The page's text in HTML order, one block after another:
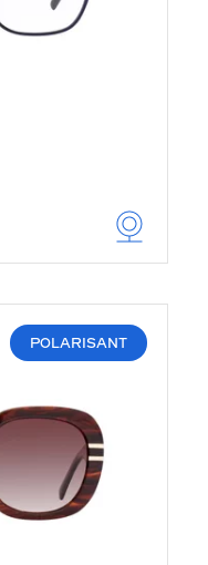
POLARISANT